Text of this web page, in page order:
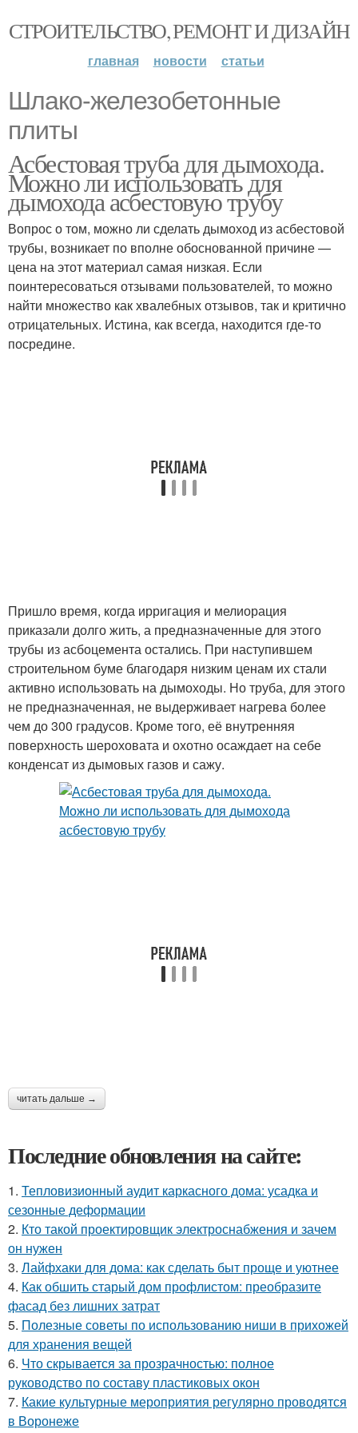
СТРОИТЕЛЬСТВО, РЕМОНТ И ДИЗАЙН
главная новости статьи
Шлако-железобетонные
плиты
Асбестовая труба для дымохода.
Можно ли использовать для
дымохода асбестовую трубу
Вопрос о том, можно ли сделать дымоход из асбестовой
трубы, возникает по вполне обоснованной причине —
цена на этот материал самая низкая. Если
поинтересоваться отзывами пользователей, то можно
найти множество как хвалебных отзывов, так и критично
отрицательных. Истина, как всегда, находится где-то
посредине.
Пришло время, когда ирригация и мелиорация
приказали долго жить, а предназначенные для этого
трубы из асбоцемента остались. При наступившем
строительном буме благодаря низким ценам их стали
активно использовать на дымоходы. Но труба, для этого
не предназначенная, не выдерживает нагрева более
чем до 300 градусов. Кроме того, её внутренняя
поверхность шероховата и охотно осаждает на себе
конденсат из дымовых газов и сажу.
читать дальше →
Последние обновления на сайте:
1. Тепловизионный аудит каркасного дома: усадка и
сезонные деформации
2. Кто такой проектировщик электроснабжения и зачем
он нужен
3. Лайфхаки для дома: как сделать быт проще и уютнее
4. Как обшить старый дом профлистом: преобразите
фасад без лишних затрат
5. Полезные советы по использованию ниши в прихожей
для хранения вещей
6. Что скрывается за прозрачностью: полное
руководство по составу пластиковых окон
7. Какие культурные мероприятия регулярно проводятся
в Воронеже